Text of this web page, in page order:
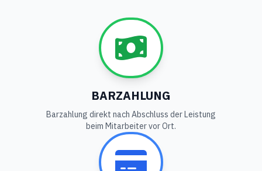
BARZAHLUNG
Barzahlung direkt nach Abschluss der Leistung
beim Mitarbeiter vor Ort.